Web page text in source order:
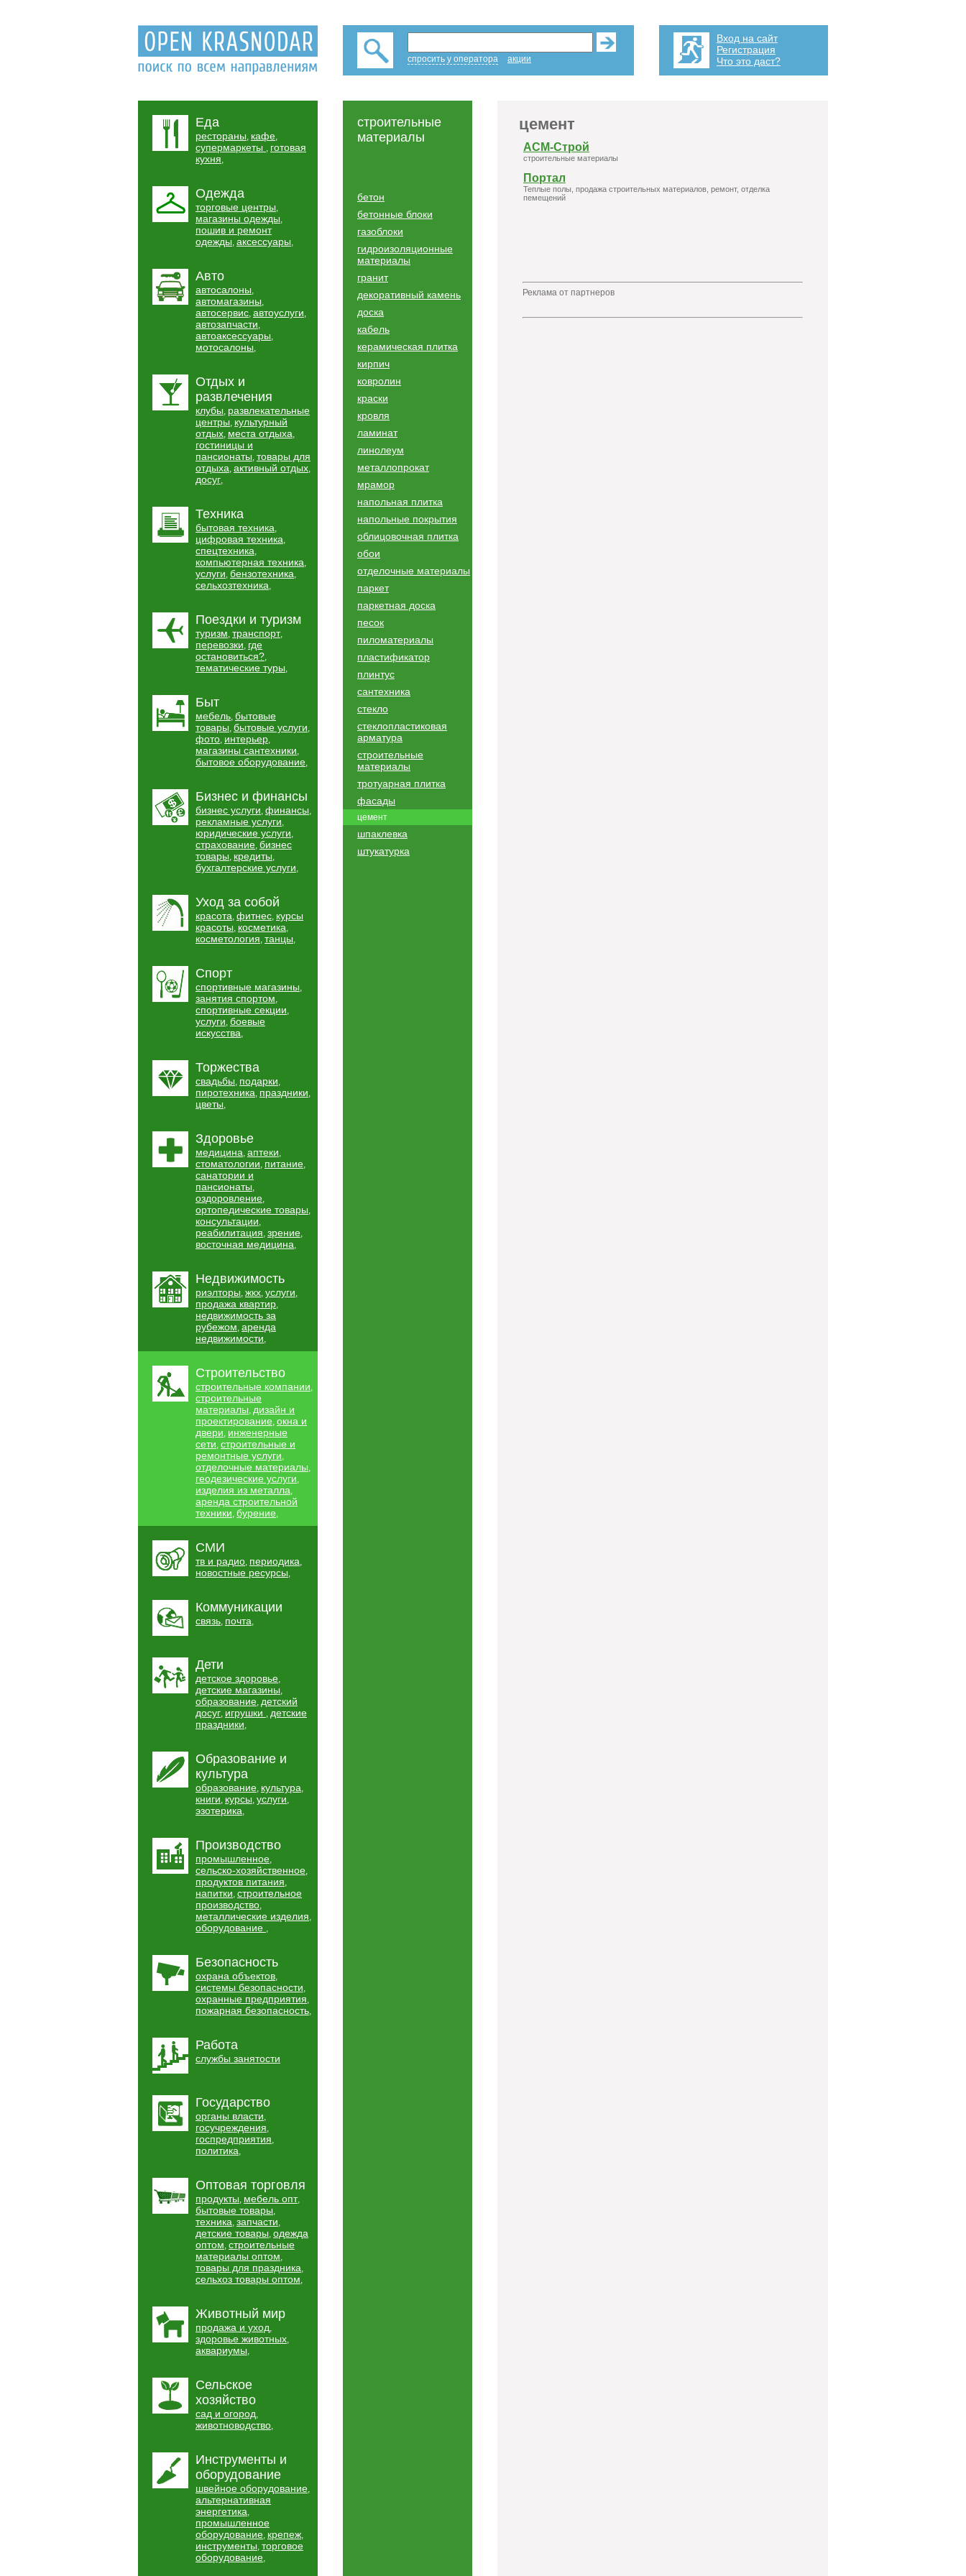
спросить у оператора акции
Вход на сайт
Регистрация
Что это даст?
Еда
рестораны, кафе,
супермаркеты , готовая
кухня,
Одежда
торговые центры,
магазины одежды,
пошив и ремонт
одежды, аксессуары,
Авто
автосалоны,
автомагазины,
автосервис, автоуслуги,
автозапчасти,
автоаксессуары,
мотосалоны,
Отдых и
развлечения
клубы, развлекательные
центры, культурный
отдых, места отдыха,
гостиницы и
пансионаты, товары для
отдыха, активный отдых,
досуг,
Техника
бытовая техника,
цифровая техника,
спецтехника,
компьютерная техника,
услуги, бензотехника,
сельхозтехника,
Поездки и туризм
туризм, транспорт,
перевозки, где
остановиться?,
тематические туры,
Быт
мебель, бытовые
товары, бытовые услуги,
фото, интерьер,
магазины сантехники,
бытовое оборудование,
Бизнес и финансы
бизнес услуги, финансы,
рекламные услуги,
юридические услуги,
страхование, бизнес
товары, кредиты,
бухгалтерские услуги,
Уход за собой
красота, фитнес, курсы
красоты, косметика,
косметология, танцы,
Спорт
спортивные магазины,
занятия спортом,
спортивные секции,
услуги, боевые
искусства,
Торжества
свадьбы, подарки,
пиротехника, праздники,
цветы,
Здоровье
медицина, аптеки,
стоматологии, питание,
санатории и
пансионаты,
оздоровление,
ортопедические товары,
консультации,
реабилитация, зрение,
восточная медицина,
Недвижимость
риэлторы, жкх, услуги,
продажа квартир,
недвижимость за
рубежом, аренда
недвижимости,
Строительство
строительные компании,
строительные
материалы, дизайн и
проектирование, окна и
двери, инженерные
сети, строительные и
ремонтные услуги,
отделочные материалы,
геодезические услуги,
изделия из металла,
аренда строительной
техники, бурение,
СМИ
тв и радио, периодика,
новостные ресурсы,
Коммуникации
связь, почта,
Дети
детское здоровье,
детские магазины,
образование, детский
досуг, игрушки , детские
праздники,
Образование и
культура
образование, культура,
книги, курсы, услуги,
эзотерика,
Производство
промышленное,
сельско-хозяйственное,
продуктов питания,
напитки, строительное
производство,
металлические изделия,
оборудование ,
Безопасность
охрана объектов,
системы безопасности,
охранные предприятия,
пожарная безопасность,
Работа
службы занятости
Государство
органы власти,
госучреждения,
госпредприятия,
политика,
Оптовая торговля
продукты, мебель опт,
бытовые товары,
техника, запчасти,
детские товары, одежда
оптом, строительные
материалы оптом,
товары для праздника,
сельхоз товары оптом,
Животный мир
продажа и уход,
здоровье животных,
аквариумы,
Сельское
хозяйство
сад и огород,
животноводство,
Инструменты и
оборудование
швейное оборудование,
альтернативная
энергетика,
промышленное
оборудование, крепеж,
инструменты, торговое
оборудование,
строительные
материалы
бетон
бетонные блоки
газоблоки
гидроизоляционные
материалы
гранит
декоративный камень
доска
кабель
керамическая плитка
кирпич
ковролин
краски
кровля
ламинат
линолеум
металлопрокат
мрамор
напольная плитка
напольные покрытия
облицовочная плитка
обои
отделочные материалы
паркет
паркетная доска
песок
пиломатериалы
пластификатор
плинтус
сантехника
стекло
стеклопластиковая
арматура
строительные
материалы
тротуарная плитка
фасады
цемент
шпаклевка
штукатурка
цемент
АСМ-Строй
строительные материалы
Портал
Теплые полы, продажа строительных материалов, ремонт, отделка
пемещений
Реклама от партнеров